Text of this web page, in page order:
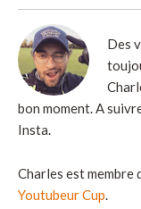
Des
bon moment. A
Insta.
Charles est membre
Youtubeur Cup.